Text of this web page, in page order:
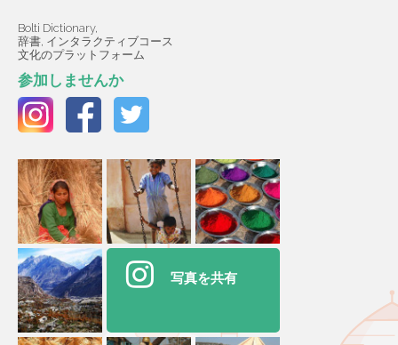
Bolti Dictionary,
辞書, インタラクティブコース
文化のプラットフォーム
参加しませんか
写真を共有